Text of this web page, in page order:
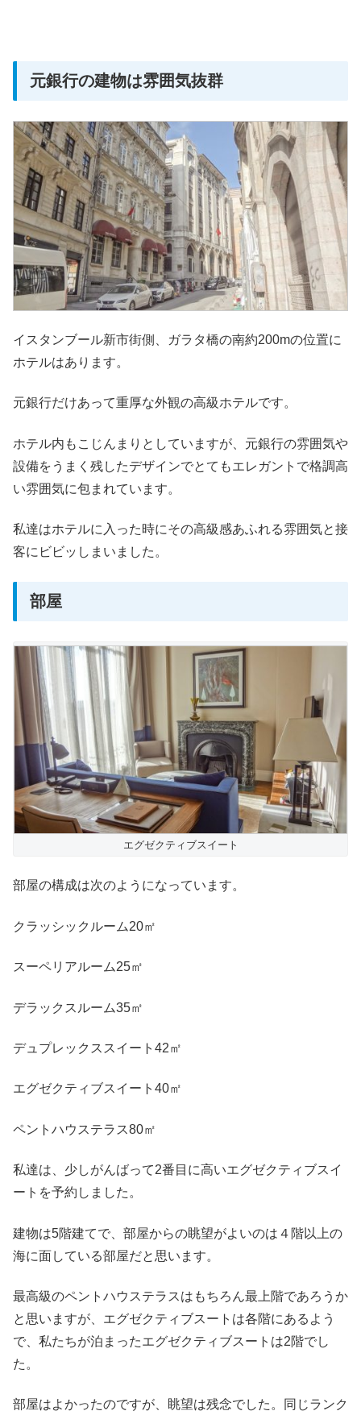
元銀行の建物は雰囲気抜群
イスタンブール新市街側、ガラタ橋の南約200mの位置に
ホテルはあります。
元銀行だけあって重厚な外観の高級ホテルです。
ホテル内もこじんまりとしていますが、元銀行の雰囲気や
設備をうまく残したデザインでとてもエレガントで格調高
い雰囲気に包まれています。
私達はホテルに入った時にその高級感あふれる雰囲気と接
客にビビッしまいました。
部屋
エグゼクティブスイート
部屋の構成は次のようになっています。
クラッシックルーム20㎡
スーペリアルーム25㎡
デラックスルーム35㎡
デュプレックススイート42㎡
エグゼクティブスイート40㎡
ペントハウステラス80㎡
私達は、少しがんばって2番目に高いエグゼクティブスイ
ートを予約しました。
建物は5階建てで、部屋からの眺望がよいのは４階以上の
海に面している部屋だと思います。
最高級のペントハウステラスはもちろん最上階であろうか
と思いますが、エグゼクティブスートは各階にあるよう
で、私たちが泊まったエグゼクティブスートは2階でし
た。
部屋はよかったのですが、眺望は残念でした。同じランク